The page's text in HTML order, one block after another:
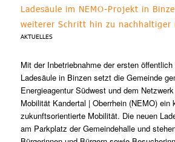
Ladesäule im NEMO-Projekt in
weiterer Schritt hin zu nachhaltiger
AKTUELLES
Mit der Inbetriebnahme der ersten
Ladesäule in Binzen setzt die Gemeinde
Energieagentur Südwest und dem
Mobilität Kandertal | Oberrhein (NEMO) ein
zukunftsorientierte Mobilität. Die neuen
am Parkplatz der Gemeindehalle und